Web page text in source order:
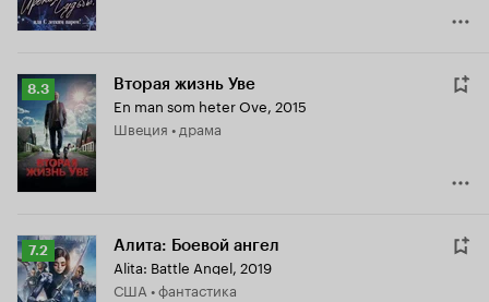
Рейтинг
Кинопоиска
8.3
8.3 Вторая жизнь Уве
En man som heter Ove, 2015
Швеция • драма
Рейтинг
Кинопоиска
7.2
7.2 Алита: Боевой ангел
Alita: Battle Angel, 2019
США • фантастика